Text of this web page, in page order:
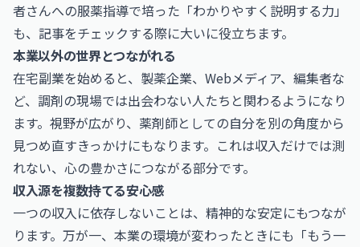
者さんへの服薬指導で培った「わかりやすく説明する力」
も、記事をチェックする際に大いに役立ちます。
本業以外の世界とつながれる
在宅副業を始めると、製薬企業、Webメディア、編集者な
ど、調剤の現場では出会わない人たちと関わるようになり
ます。視野が広がり、薬剤師としての自分を別の角度から
見つめ直すきっかけにもなります。これは収入だけでは測
れない、心の豊かさにつながる部分です。
収入源を複数持てる安心感
一つの収入に依存しないことは、精神的な安定にもつなが
ります。万が一、本業の環境が変わったときにも「もう一